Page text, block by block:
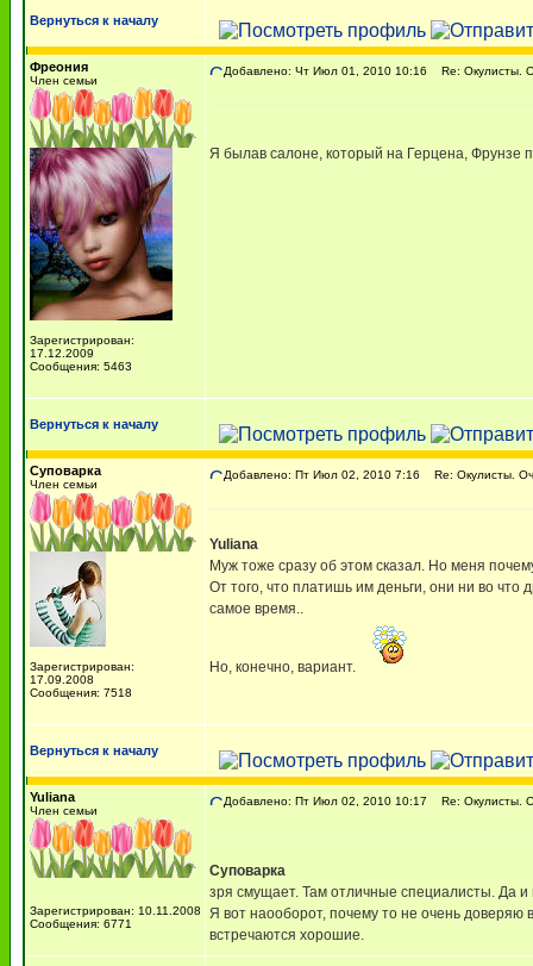
Вернуться к началу
Фреония
Член семьи
Зарегистрирован:
17.12.2009
Сообщения: 5463
Добавлено: Чт Июл 01, 2010 10:16 Re: Окулисты.
Я былав салоне, который на Герцена, Фрунзе
Вернуться к началу
Суповарка
Член семьи
Зарегистрирован:
17.09.2008
Сообщения: 7518
Добавлено: Пт Июл 02, 2010 7:16 Re: Окулисты.
Yuliana
Муж тоже сразу об этом сказал. Но меня
От того, что платишь им деньги, они ни во
самое время..
Но, конечно, вариант.
Вернуться к началу
Yuliana
Член семьи
Зарегистрирован: 10.11.2008
Сообщения: 6771
Добавлено: Пт Июл 02, 2010 10:17 Re: Окулисты.
Суповарка
зря смущает. Там отличные специалисты. Да
Я вот наооборот, почему то не очень доверяю
встречаются хорошие.